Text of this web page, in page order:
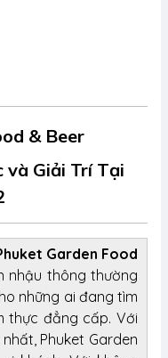
& Beer
Giải Trí Tại
Garden Food
nhậu thông thường
những ai đang tìm
thực đẳng cấp. Với
Phuket Garden